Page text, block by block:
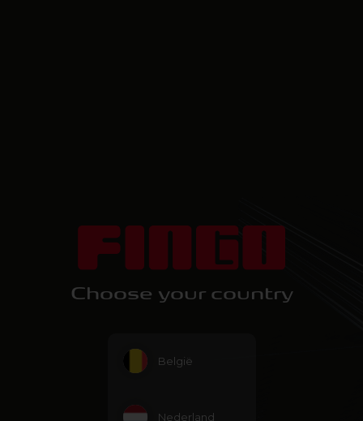
Choose your country
België
Nederland